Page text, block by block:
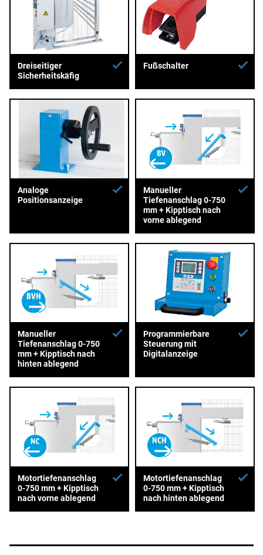
Dreiseitiger
Sicherheitskäfig
Fußschalter
Analoge
Positionsanzeige
Manueller
Tiefenanschlag 0-750
mm + Kipptisch nach
vorne ablegend
Manueller
Tiefenanschlag 0-750
mm + Kipptisch nach
hinten ablegend
Programmierbare
Steuerung mit
Digitalanzeige
Motortiefenanschlag
0-750 mm + Kipptisch
nach vorne ablegend
Motortiefenanschlag
0-750 mm + Kipptisch
nach hinten ablegend